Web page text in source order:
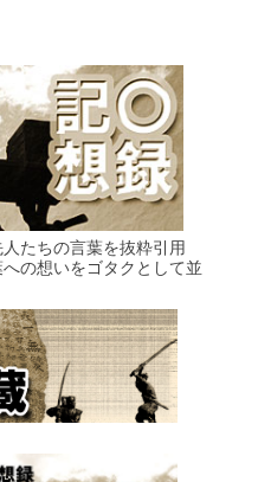
たちの言葉を抜粋引用
の想いをゴタクとして並